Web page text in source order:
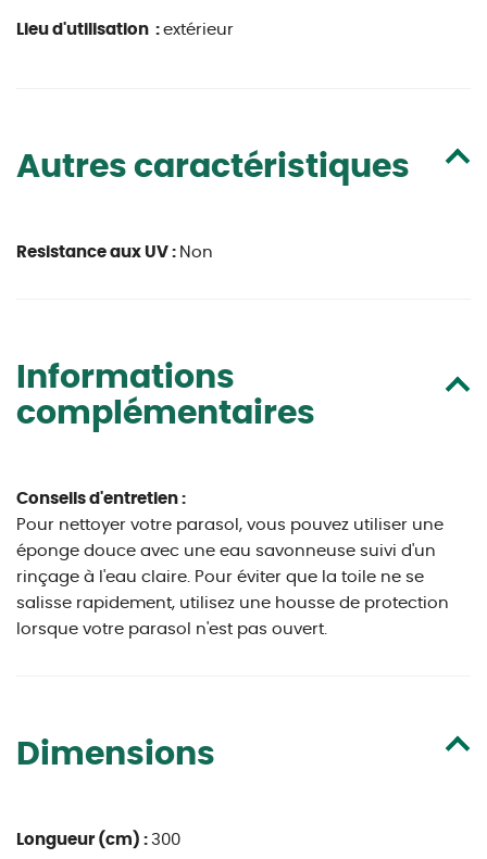
Lieu d'utilisation : extérieur
Autres caractéristiques
Resistance aux UV : Non
Informations
complémentaires
Conseils d'entretien :
Pour nettoyer votre parasol, vous pouvez utiliser une
éponge douce avec une eau savonneuse suivi d'un
rinçage à l'eau claire. Pour éviter que la toile ne se
salisse rapidement, utilisez une housse de protection
lorsque votre parasol n'est pas ouvert.
Dimensions
Longueur (cm) : 300